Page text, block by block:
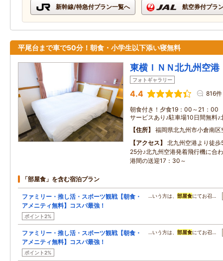
新幹線/特急付プラン一覧へ 航空券付プラ
平尾台まで車で50分！朝食・小学生以下添い寝無料
東横ＩＮＮ北九州空港
フォトギャラリー
4.4 816件
朝食付き！夕食19：00～21：00
サービスあり♪駐車場10日間無料
住所
福岡県北九州市小倉南
アクセス
北九州空港より徒
25分♪北九州空港発着飛行機に合
港間の送迎17：30～
「部屋食」を含む宿泊プラン
ファミリー・推し活・スポーツ観戦【朝食・
アメニティ無料】コスパ最強！
ポイント2%
…いう方は、 部屋食にてお召…
ファミリー・推し活・スポーツ観戦【朝食・
アメニティ無料】コスパ最強！
ポイント2%
…いう方は、 部屋食にてお召…